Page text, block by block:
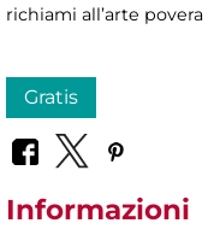
richiami all’arte povera
Gratis
Informazioni